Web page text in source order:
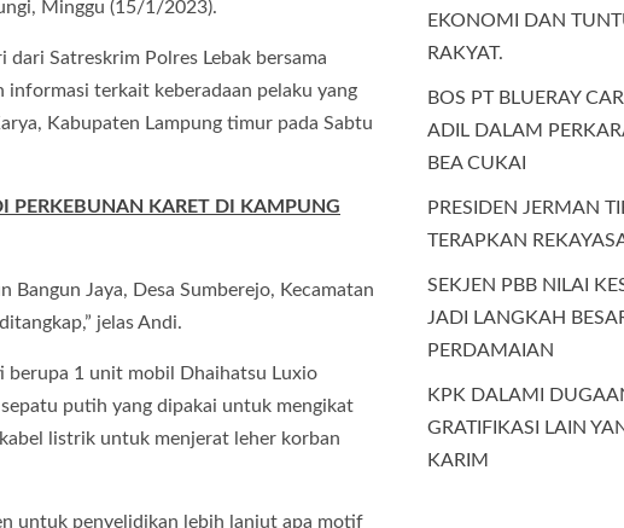
Minggu (15/1/2023).
Satreskrim Polres Lebak bersama
terkait keberadaan pelaku yang
Kabupaten Lampung timur pada Sabtu
PERKEBUNAN KARET DI KAMPUNG
Jaya, Desa Sumberejo, Kecamatan
jelas Andi.
berupa 1 unit mobil Dhaihatsu Luxio
putih yang dipakai untuk mengikat
listrik untuk menjerat leher korban
untuk penyelidikan lebih lanjut apa motif
EKONOMI DAN
RAKYAT.
BOS PT BLUERAY
ADIL DALAM
BEA CUKAI
PRESIDEN JERMAN
TERAPKAN
SEKJEN PBB NILAI
JADI LANGKAH
PERDAMAIAN
KPK DALAMI
GRATIFIKASI LAIN
KARIM